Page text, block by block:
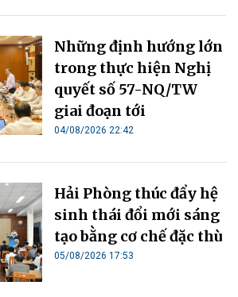
Những định hướng lớn
trong thực hiện Nghị
quyết số 57-NQ/TW
giai đoạn tới
04/08/2026 22:42
Hải Phòng thúc đẩy hệ
sinh thái đổi mới sáng
tạo bằng cơ chế đặc thù
05/08/2026 17:53